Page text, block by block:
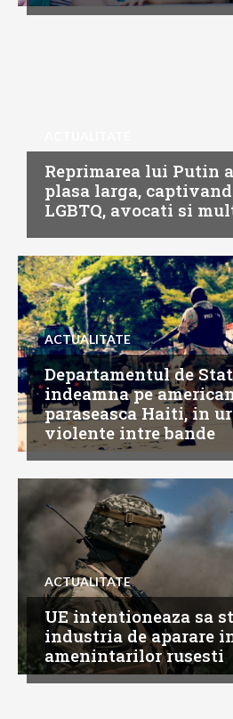
Reprimarea lui Putin
plasa larga,
LGBTQ, avocati si
ACTUALITATE
Departamentul de
indeamna pe
paraseasca Haiti, in
violente intre bande
ACTUALITATE
UE intentioneaza sa
industria de aparare
amenintarilor rusesti